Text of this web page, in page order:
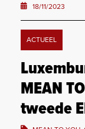
18/11/2023
ACTUEEL
MEAN
tweede